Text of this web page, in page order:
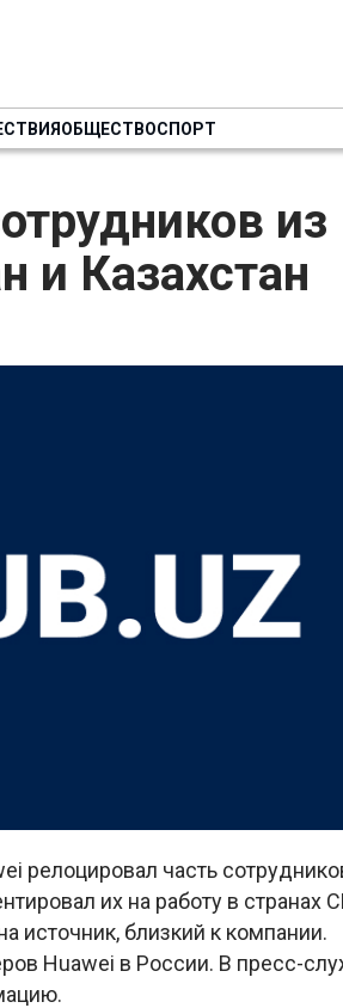
ОБЩЕСТВОСПОРТ
из
и Казахстан
релоцировал часть
их на работу в странах
источник, близкий к компании.
Huawei в России. В пресс-